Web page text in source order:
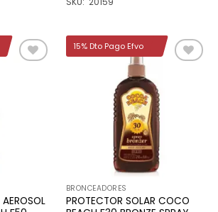
BRONCEADORES
PROTECTOR SOLAR COCO
15% Dto Pago Efvo